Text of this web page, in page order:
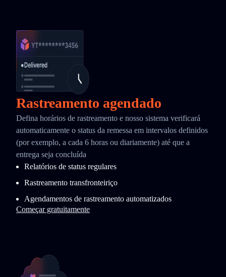
Rastreamento agendado
Defina horários de rastreamento e nosso sistema verificará
automaticamente o status da remessa em intervalos definidos
(por exemplo, a cada 6 horas ou diariamente) até que a
entrega seja concluída
Relatórios de status regulares
Rastreamento transfronteiriço
Agendamentos de rastreamento automatizados
Começar gratuitamente